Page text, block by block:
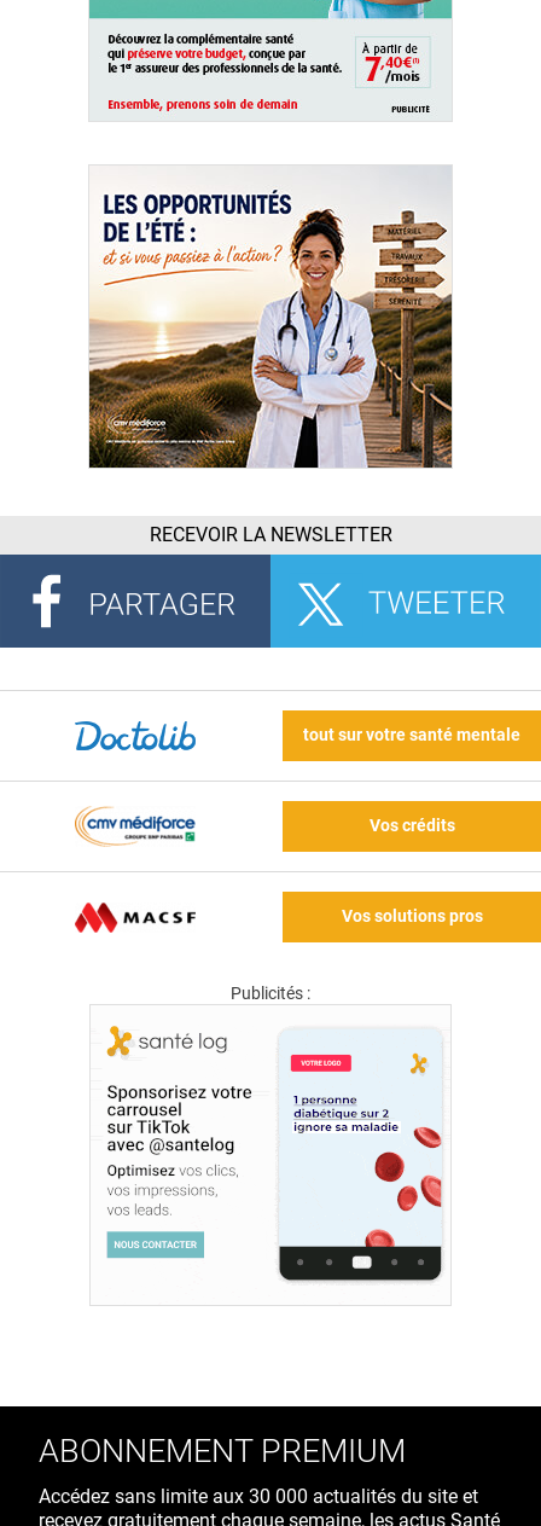
RECEVOIR LA NEWSLETTER
tout sur votre santé mentale
Vos crédits
Vos solutions pros
Publicités :
ABONNEMENT PREMIUM
Accédez sans limite aux 30 000 actualités du site et
recevez gratuitement chaque semaine, les actus Santé